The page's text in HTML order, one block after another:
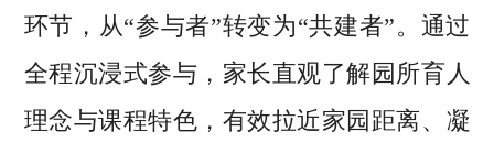
环节，从“参与者”转变为“共建者”。通过
全程沉浸式参与，家长直观了解园所育人
理念与课程特色，有效拉近家园距离、凝